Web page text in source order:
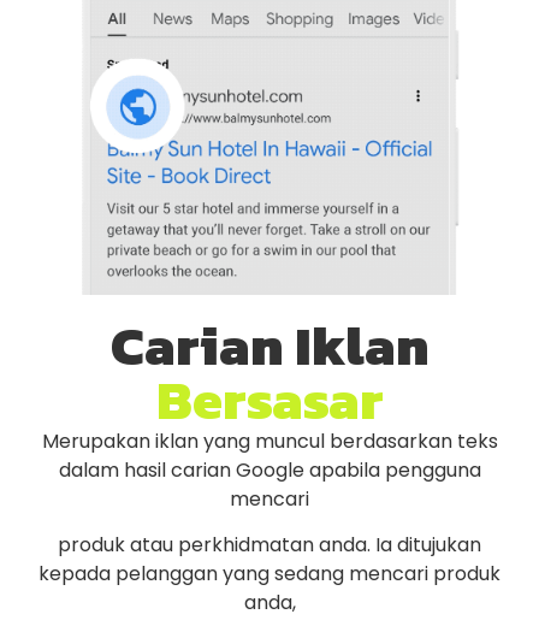
Carian Iklan
Bersasar
Merupakan iklan yang muncul berdasarkan teks
dalam hasil carian Google apabila pengguna
mencari
produk atau perkhidmatan anda. Ia ditujukan
kepada pelanggan yang sedang mencari produk
anda,